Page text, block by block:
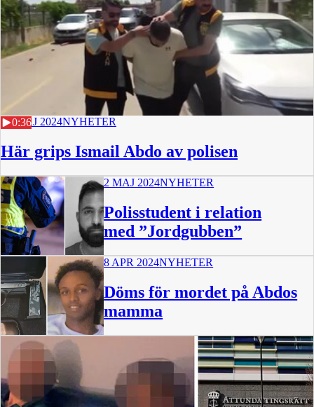
0:36
27 MAJ 2024NYHETER
Här grips Ismail Abdo av polisen
2 MAJ 2024NYHETER
Polisstudent i relation
med ”Jordgubben”
8 APR 2024NYHETER
Döms för mordet på Abdos
mamma